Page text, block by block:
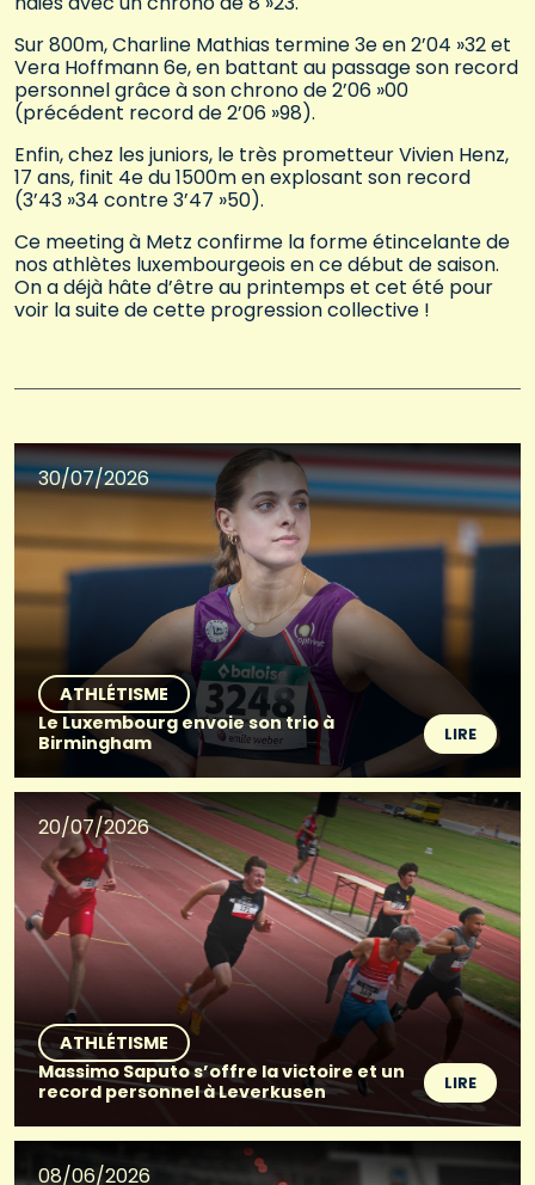
Sur 800m, Charline Mathias termine 3e en 2’04 »32 et
Vera Hoffmann 6e, en battant au passage son record
personnel grâce à son chrono de 2’06 »00
(précédent record de 2’06 »98).
Enfin, chez les juniors, le très prometteur Vivien Henz,
17 ans, finit 4e du 1500m en explosant son record
(3’43 »34 contre 3’47 »50).
Ce meeting à Metz confirme la forme étincelante de
nos athlètes luxembourgeois en ce début de saison.
On a déjà hâte d’être au printemps et cet été pour
voir la suite de cette progression collective !
30/07/2026
ATHLÉTISME
Le Luxembourg envoie son trio à
Birmingham
LIRE
20/07/2026
ATHLÉTISME
Massimo Saputo s’offre la victoire et un
record personnel à Leverkusen
LIRE
08/06/2026